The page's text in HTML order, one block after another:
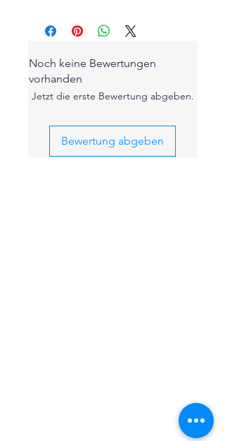
Noch keine Bewertungen
vorhanden
Jetzt die erste Bewertung abgeben.
Bewertung abgeben